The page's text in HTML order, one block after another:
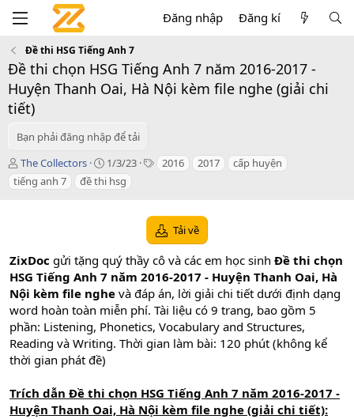
Đăng nhập Đăng kí
Đề thi HSG Tiếng Anh 7
Đề thi chọn HSG Tiếng Anh 7 năm 2016-2017 -
Huyện Thanh Oai, Hà Nội kèm file nghe (giải chi
tiết)
Bạn phải đăng nhập để tải
T
á
c
The Collectors
C
r
e
n
d
a
e
1/3/23
T 2016 2017
cấp huyện
tiếng anh 7
đề thi hsg
Tải về
ZixDoc gửi tặng quý thầy cô và các em học sinh Đề thi chọn
HSG Tiếng Anh 7 năm 2016-2017 - Huyện Thanh Oai, Hà
Nội kèm file nghe và đáp án, lời giải chi tiết dưới định dạng
word hoàn toàn miễn phí. Tài liệu có 9 trang, bao gồm 5
phần: Listening, Phonetics, Vocabulary and Structures,
Reading và Writing. Thời gian làm bài: 120 phút (không kể
thời gian phát đề)
Trích dẫn Đề thi chọn HSG Tiếng Anh 7 năm 2016-2017 -
Huyện Thanh Oai, Hà Nội kèm file nghe (giải chi tiết):